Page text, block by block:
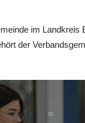
im Landkreis
der